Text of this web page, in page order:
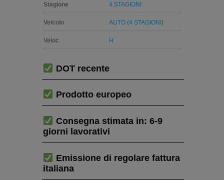
Stagione 4 STAGIONI
Veicolo AUTO (4 STAGIONI)
Veloc H
DOT recente
Prodotto europeo
Consegna stimata in: 6-9
giorni lavorativi
Emissione di regolare fattura
italiana